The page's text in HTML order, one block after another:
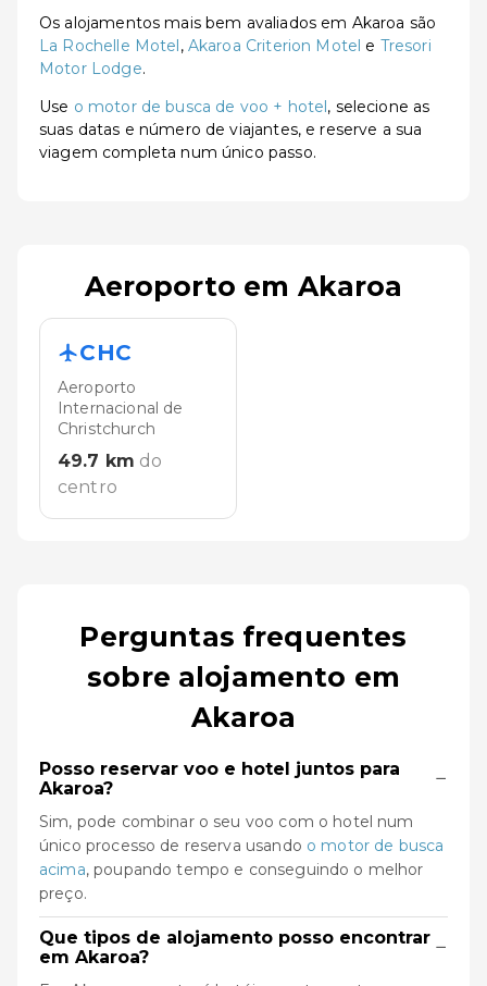
Os alojamentos mais bem avaliados em Akaroa são
La Rochelle Motel, Akaroa Criterion Motel e Tresori
Motor Lodge.
Use o motor de busca de voo + hotel, selecione as
suas datas e número de viajantes, e reserve a sua
viagem completa num único passo.
Aeroporto em Akaroa
CHC
Aeroporto
Internacional de
Christchurch
49.7 km do
centro
Perguntas frequentes
sobre alojamento em
Akaroa
Posso reservar voo e hotel juntos para
Akaroa?
−
Sim, pode combinar o seu voo com o hotel num
único processo de reserva usando o motor de busca
acima, poupando tempo e conseguindo o melhor
preço.
Que tipos de alojamento posso encontrar
em Akaroa?
−